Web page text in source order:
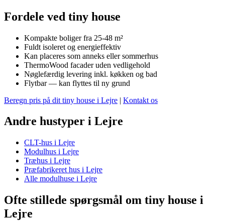
Fordele ved tiny house
Kompakte boliger fra 25-48 m²
Fuldt isoleret og energieffektiv
Kan placeres som anneks eller sommerhus
ThermoWood facader uden vedligehold
Nøglefærdig levering inkl. køkken og bad
Flytbar — kan flyttes til ny grund
Beregn pris på dit tiny house i Lejre | Kontakt os
Andre hustyper i Lejre
CLT-hus i Lejre
Modulhus i Lejre
Træhus i Lejre
Præfabrikeret hus i Lejre
Alle modulhuse i Lejre
Ofte stillede spørgsmål om tiny house i
Lejre